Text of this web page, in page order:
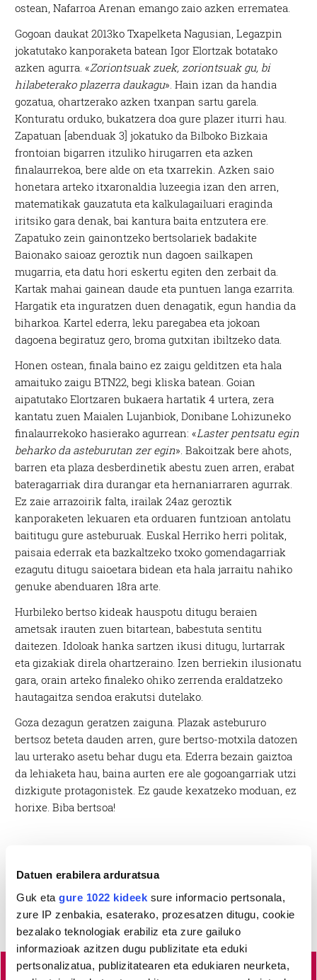
Datuen erabilera arduratsua
Guk eta gure 1022 kideek sure informacio pertsonala,
zure IP zenbakia, esaterako, prozesatzen ditugu, cookie
bezalako teknologiak erabiliz eta zure gailuko
informazioak azitzen dugu publizitate eta eduki
pertsonalizatua, publizitatearen eta edukiaren neurketa,
ostean, Nafarroa Arenan emango zaio azken errematea.
Gogoan daukat 2013ko Txapelketa Nagusian, Legazpin
jokatutako kanporaketa batean Igor Elortzak botatako
azken agurra. «Zoriontsuak zuek, zoriontsuak gu, bi
hilabeterako plazerra daukagu». Hain izan da handia
gozatua, ohartzerako azken txanpan sartu garela.
Konturatu orduko, bukatzera doa gure plazer iturri hau.
Zapatuan [abenduak 3] jokatuko da Bilboko Bizkaia
frontoian bigarren itzuliko hirugarren eta azken
finalaurrekoa, bere alde on eta txarrekin. Azken saio
honetara arteko itxaronaldia luzeegia izan den arren,
matematikak gauzatuta eta kalkulagailuari eraginda
iritsiko gara denak, bai kantura baita entzutera ere.
Zapatuko zein gainontzeko bertsolariek badakite
Baionako saioaz geroztik nun dagoen sailkapen
mugarria, eta datu hori eskertu egiten den zerbait da.
Kartak mahai gainean daude eta puntuen langa ezarrita.
Hargatik eta inguratzen duen denagatik, egun handia da
biharkoa. Kartel ederra, leku paregabea eta jokoan
dagoena begiratuz gero, broma gutxitan ibiltzeko data.
Honen ostean, finala baino ez zaigu gelditzen eta hala
amaituko zaigu BTN22, begi kliska batean. Goian
aipatutako Elortzaren bukaera hartatik 4 urtera, zera
kantatu zuen Maialen Lujanbiok, Donibane Lohizuneko
finalaurrekoko hasierako agurrean: «Laster pentsatu egin
beharko da asteburutan zer egin». Bakoitzak bere ahots,
barren eta plaza desberdinetik abestu zuen arren, erabat
bateragarriak dira durangar eta hernaniarraren agurrak.
Ez zaie arrazoirik falta, irailak 24az geroztik
kanporaketen lekuaren eta orduaren funtzioan antolatu
baititugu gure asteburuak. Euskal Herriko herri politak,
paisaia ederrak eta bazkaltzeko txoko gomendagarriak
ezagutu ditugu saioetara bidean eta hala jarraitu nahiko
genuke abenduaren 18ra arte.
Hurbileko bertso kideak hauspotu ditugu beraien
ametsak irauten zuen bitartean, babestuta sentitu
daitezen. Idoloak hanka sartzen ikusi ditugu, lurtarrak
eta gizakiak direla ohartzeraino. Izen berriekin ilusionatu
gara, orain arteko finaleko ohiko zerrenda eraldatzeko
hautagaitza sendoa erakutsi dutelako.
Goza dezagun geratzen zaiguna. Plazak astebururo
bertsoz beteta dauden arren, gure bertso-motxila datozen
lau urterako asetu behar dugu eta. Ederra bezain gaiztoa
da lehiaketa hau, baina aurten ere ale gogoangarriak utzi
dizkigute protagonistek. Ez gaude kexatzeko moduan, ez
horixe. Biba bertsoa!